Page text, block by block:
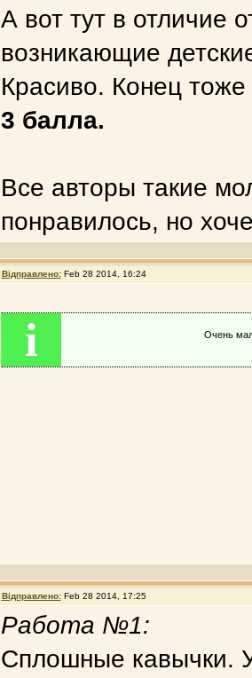
А вот тут в отличие
возникающие
Красиво. Конец тоже
3 балла.
Все авторы такие
понравилось, но
Відправлено: Feb 28 2014, 16:24
i Очень
Відправлено: Feb 28 2014, 17:25
Работа №1:
Сплошные кавычки.